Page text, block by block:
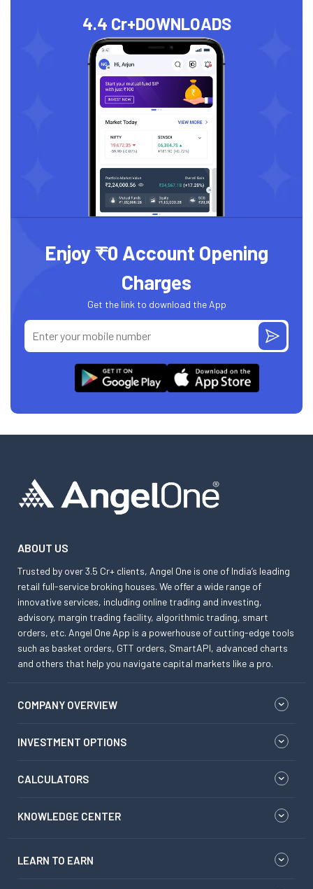
4.4 Cr+DOWNLOADS
Enjoy ₹0 Account Opening
Charges
Get the link to download the App
ABOUT US
Trusted by over 3.5 Cr+ clients, Angel One is one of India’s leading
retail full-service broking houses. We offer a wide range of
innovative services, including online trading and investing,
advisory, margin trading facility, algorithmic trading, smart
orders, etc. Angel One App is a powerhouse of cutting-edge tools
such as basket orders, GTT orders, SmartAPI, advanced charts
and others that help you navigate capital markets like a pro.
COMPANY OVERVIEW
INVESTMENT OPTIONS
CALCULATORS
KNOWLEDGE CENTER
LEARN TO EARN